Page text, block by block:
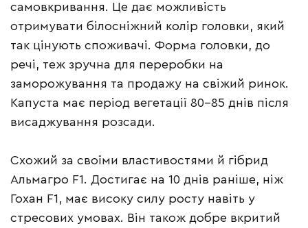
самовкривання. Це дає можливість
отримувати білосніжний колір головки, який
так цінують споживачі. Форма головки, до
речі, теж зручна для переробки на
заморожування та продажу на свіжий ринок.
Капуста має період вегетації 80–85 днів після
висаджування розсади.
Схожий за своїми властивостями й гібрид
Альмагро F1. Достигає на 10 днів раніше, ніж
Гохан F1, має високу силу росту навіть у
стресових умовах. Він також добре вкритий